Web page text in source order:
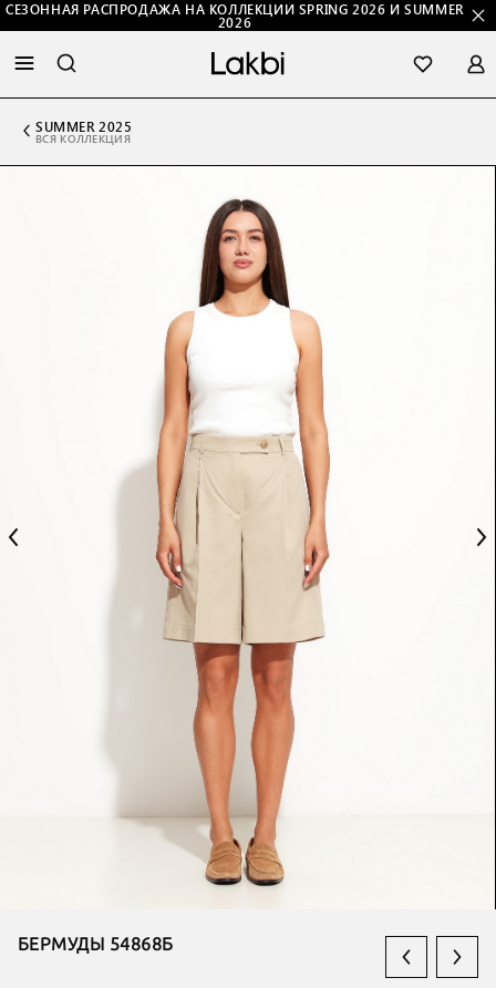
СЕЗОННАЯ РАСПРОДАЖА НА КОЛЛЕКЦИИ SPRING 2026 И SUMMER
2026
SUMMER 2025
ВСЯ КОЛЛЕКЦИЯ
БЕРМУДЫ 54868Б